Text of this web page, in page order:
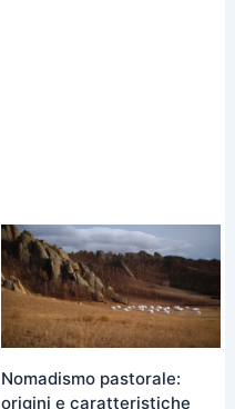
Nomadismo pastorale:
origini e caratteristiche